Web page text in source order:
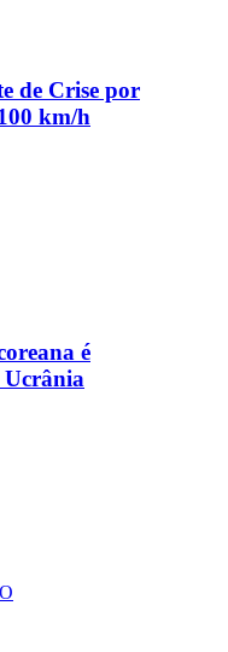
de Crise por
km/h
é
Ucrânia